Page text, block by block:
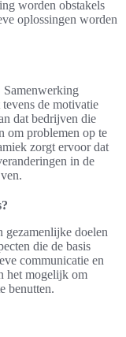
worden obstakels
oplossingen worden
de motivatie
dat bedrijven die
om problemen op te
zorgt ervoor dat
in de
gezamenlijke doelen
die de basis
communicatie en
het mogelijk om
benutten.